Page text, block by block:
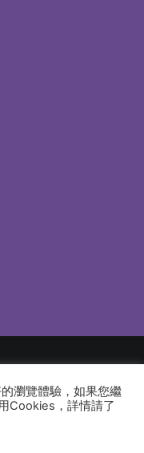
All rights reserved
瀏覽體驗，如果您繼
Cookies，詳情請了